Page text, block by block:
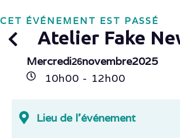
CET ÉVÉNEMENT EST PASSÉ
Atelier Fake
Mercredi26novembre2025
10h00 - 12h00
Lieu de l'événement